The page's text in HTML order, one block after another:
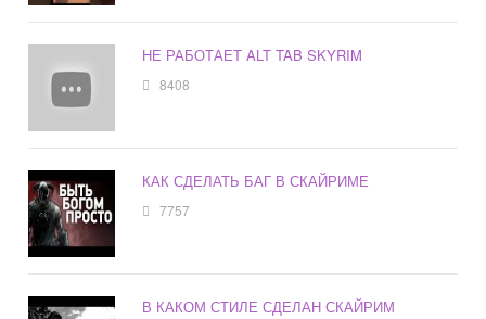
НЕ РАБОТАЕТ ALT TAB SKYRIM
8408
КАК СДЕЛАТЬ БАГ В СКАЙРИМЕ
7757
В КАКОМ СТИЛЕ СДЕЛАН СКАЙРИМ